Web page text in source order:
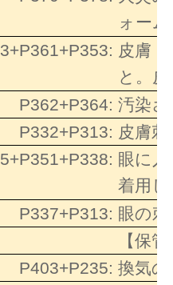
ォー
皮膚
と。
P362+P364: 汚染
P332+P313: 皮膚
眼に
着用
P337+P313: 眼の
【保
P403+P235: 換気